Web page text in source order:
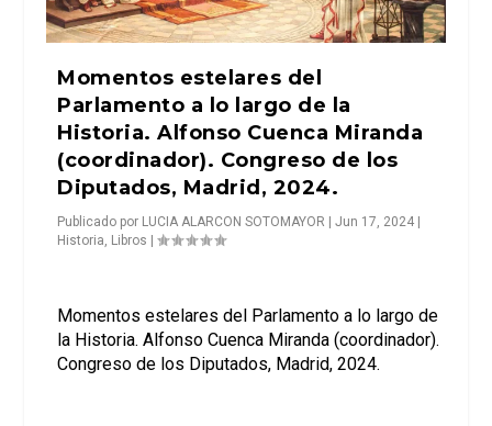
Momentos estelares del
Parlamento a lo largo de la
Historia. Alfonso Cuenca Miranda
(coordinador). Congreso de los
Diputados, Madrid, 2024.
Publicado por LUCIA ALARCON SOTOMAYOR |Jun 17, 2024 |
Historia Libros |
Momentos estelares del Parlamento a lo largo de
la Historia. Alfonso Cuenca Miranda (coordinador).
Congreso de los Diputados, Madrid, 2024.